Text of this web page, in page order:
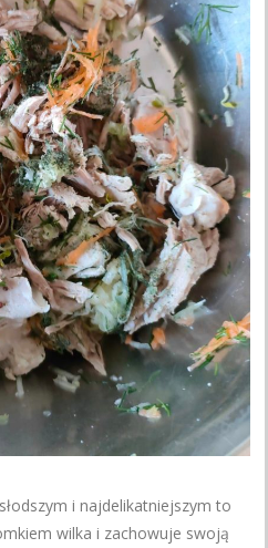
i najdelikatniejszym to
wilka i zachowuje swoją